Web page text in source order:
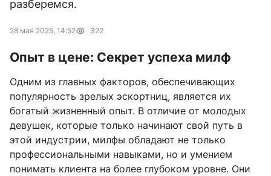
разберемся.
28 мая 2025, 14:52 322
Опыт в цене: Секрет успеха милф
Одним из главных факторов, обеспечивающих
популярность зрелых эскортниц, является их
богатый жизненный опыт. В отличие от молодых
девушек, которые только начинают свой путь в
этой индустрии, милфы обладают не только
профессиональными навыками, но и умением
понимать клиента на более глубоком уровне. Они